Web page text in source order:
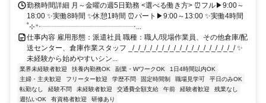
勤務時間詳細 月～金曜の週5日勤務 <選べる働き方> ⏰フル▶9:00～
18:00 ✨実働8時間 ✨休憩1時間 ⏰パート▶9:00～13:00 ✨実働4時間
˚⊹⁺‧┈┈┈┈┈┈┈┈┈┈┈┈┈‧...
仕事内容 雇用形態：派遣社員 職種：職人/現場作業員、その他倉庫/配
送センター、倉庫作業スタッフ _/_/_/_/_/_/_/_/_/_/_/_/_/_/_/_/_/_/ ✨
未経験から始めやすいシン...
業界未経験者歓迎 扶養内勤務OK 副業・WワークOK
1日4時間以内OK
主婦・主夫歓迎
フリーター歓迎 学歴不問 固定時間制 職場見学可
平日のみOK
転勤なし
経験不問 未経験者歓迎 交通費全額支給 午前 経験者歓迎
残業なし
週払いOK
有資格者歓迎 研修あり